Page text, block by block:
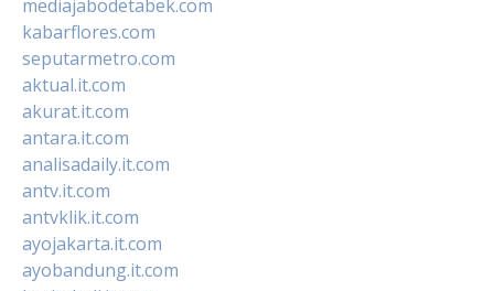
mediajabodetabek.com
kabarflores.com
seputarmetro.com
aktual.it.com
akurat.it.com
antara.it.com
analisadaily.it.com
antv.it.com
antvklik.it.com
ayojakarta.it.com
ayobandung.it.com